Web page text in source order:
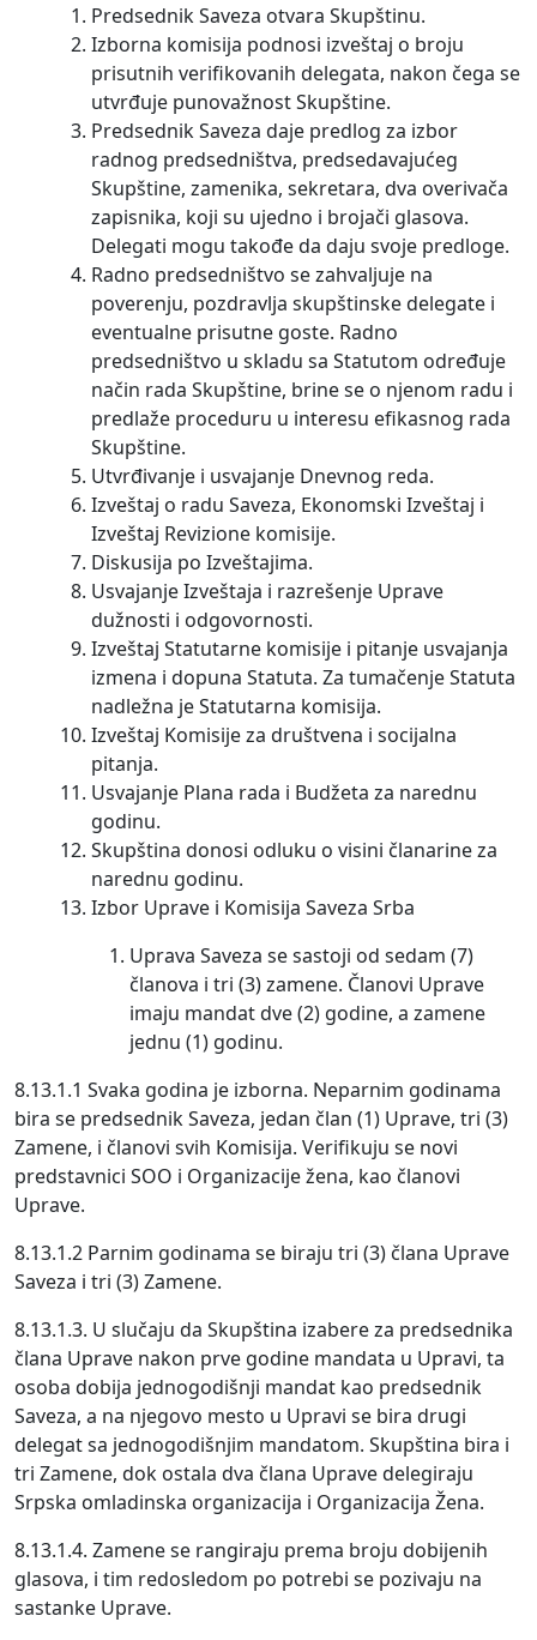
Predsednik Saveza otvara Skupštinu.
Izborna komisija podnosi izveštaj o broju
prisutnih verifikovanih delegata, nakon čega se
utvrđuje punovažnost Skupštine.
Predsednik Saveza daje predlog za izbor
radnog predsedništva, predsedavajućeg
Skupštine, zamenika, sekretara, dva overivača
zapisnika, koji su ujedno i brojači glasova.
Delegati mogu takođe da daju svoje predloge.
Radno predsedništvo se zahvaljuje na
poverenju, pozdravlja skupštinske delegate i
eventualne prisutne goste. Radno
predsedništvo u skladu sa Statutom određuje
način rada Skupštine, brine se o njenom radu i
predlaže proceduru u interesu efikasnog rada
Skupštine.
Utvrđivanje i usvajanje Dnevnog reda.
Izveštaj o radu Saveza, Ekonomski Izveštaj i
Izveštaj Revizione komisije.
Diskusija po Izveštajima.
Usvajanje Izveštaja i razrešenje Uprave
dužnosti i odgovornosti.
Izveštaj Statutarne komisije i pitanje usvajanja
izmena i dopuna Statuta. Za tumačenje Statuta
nadležna je Statutarna komisija.
Izveštaj Komisije za društvena i socijalna
pitanja.
Usvajanje Plana rada i Budžeta za narednu
godinu.
Skupština donosi odluku o visini članarine za
narednu godinu.
Izbor Uprave i Komisija Saveza Srba
Uprava Saveza se sastoji od sedam (7)
članova i tri (3) zamene. Članovi Uprave
imaju mandat dve (2) godine, a zamene
jednu (1) godinu.
8.13.1.1 Svaka godina je izborna. Neparnim godinama
bira se predsednik Saveza, jedan član (1) Uprave, tri (3)
Zamene, i članovi svih Komisija. Verifikuju se novi
predstavnici SOO i Organizacije žena, kao članovi
Uprave.
8.13.1.2 Parnim godinama se biraju tri (3) člana Uprave
Saveza i tri (3) Zamene.
8.13.1.3. U slučaju da Skupština izabere za predsednika
člana Uprave nakon prve godine mandata u Upravi, ta
osoba dobija jednogodišnji mandat kao predsednik
Saveza, a na njegovo mesto u Upravi se bira drugi
delegat sa jednogodišnjim mandatom. Skupština bira i
tri Zamene, dok ostala dva člana Uprave delegiraju
Srpska omladinska organizacija i Organizacija Žena.
8.13.1.4. Zamene se rangiraju prema broju dobijenih
glasova, i tim redosledom po potrebi se pozivaju na
sastanke Uprave.